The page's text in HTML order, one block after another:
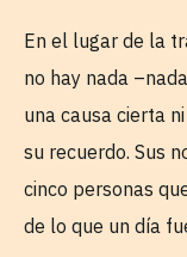
En el lugar de la
no hay nada
una causa cierta
su recuerdo. Sus
cinco personas
de lo que un día